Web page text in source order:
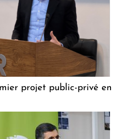
projet public-privé en